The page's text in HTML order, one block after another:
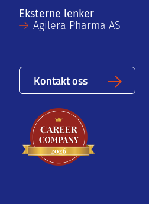
Eksterne lenker
Agilera Pharma AS
Kontakt oss